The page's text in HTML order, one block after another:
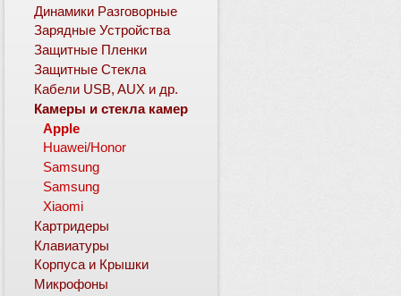
Динамики Разговорные
Зарядные Устройства
Защитные Пленки
Защитные Стекла
Кабели USB, AUX и др.
Камеры и стекла камер
Apple
Huawei/Honor
Samsung
Samsung
Xiaomi
Картридеры
Клавиатуры
Корпуса и Крышки
Микрофоны